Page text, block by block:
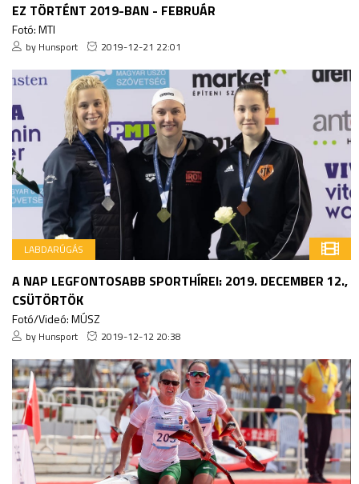
EZ TÖRTÉNT 2019-BAN - FEBRUÁR
Fotó: MTI
by Hunsport 2019-12-21 22:01
LABDARÚGÁS
A NAP LEGFONTOSABB SPORTHÍREI: 2019. DECEMBER 12.,
CSÜTÖRTÖK
Fotó/Videó: MÚSZ
by Hunsport 2019-12-12 20:38